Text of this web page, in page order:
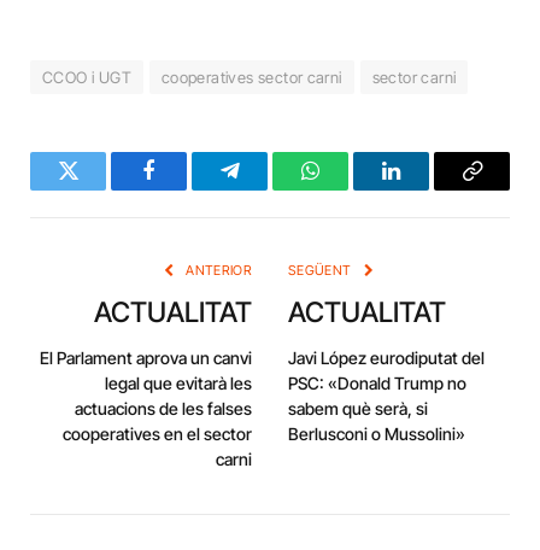
CCOO i UGT cooperatives sector carni sector carni
Twitter FacebookTelegramWhatsAppLinkedInCopy
ANTERIOR
ACTUALITAT
El Parlament aprova un canvi
legal que evitarà les
actuacions de les falses
cooperatives en el sector
carni
SEGÜENT
ACTUALITAT
Javi López eurodiputat del
PSC: «Donald Trump no
sabem què serà, si
Berlusconi o Mussolini»